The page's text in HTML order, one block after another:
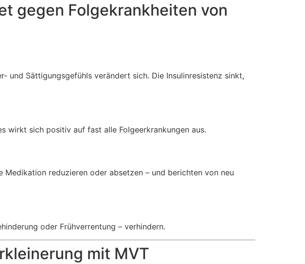
gegen Folgekrankheiten von
und Sättigungsgefühls verändert sich. Die Insulinresistenz sinkt,
wirkt sich positiv auf fast alle Folgeerkrankungen aus.
Medikation reduzieren oder absetzen – und berichten von neu
oder Frühverrentung – verhindern.
mit MVT